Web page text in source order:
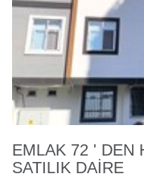
EMLAK 72 ' DEN
SATILIK DAİRE